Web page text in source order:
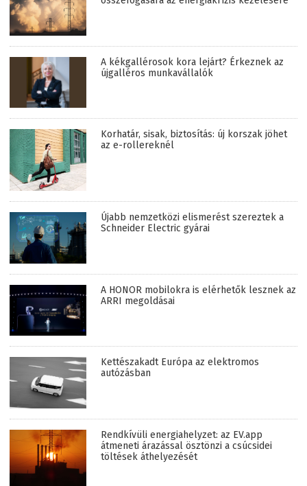
A kékgallérosok kora lejárt? Érkeznek az
újgalléros munkavállalók
Korhatár, sisak, biztosítás: új korszak jöhet
az e-rollereknél
Újabb nemzetközi elismerést szereztek a
Schneider Electric gyárai
A HONOR mobilokra is elérhetők lesznek az
ARRI megoldásai
Kettészakadt Európa az elektromos
autózásban
Rendkívüli energiahelyzet: az EV.app
átmeneti árazással ösztönzi a csúcsidei
töltések áthelyezését